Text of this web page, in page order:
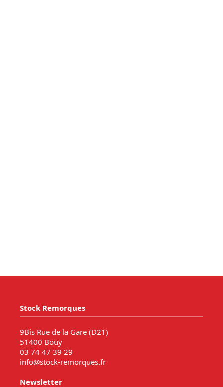
Stock Remorques
9Bis Rue de la Gare (D21)
51400 Bouy
03 74 47 39 29
info@stock-remorques.fr
Newsletter